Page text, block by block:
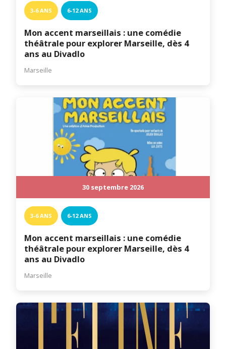
3-6 ANS 6-12 ANS
Mon accent marseillais : une comédie
théâtrale pour explorer Marseille, dès 4
ans au Divadlo
Marseille
30 septembre 2026
3-6 ANS 6-12 ANS
Mon accent marseillais : une comédie
théâtrale pour explorer Marseille, dès 4
ans au Divadlo
Marseille